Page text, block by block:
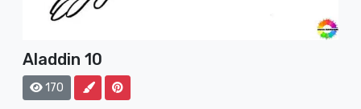
Aladdin 10
170